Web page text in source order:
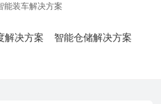
解决方案 智能仓储解决方案
能装车解决方案